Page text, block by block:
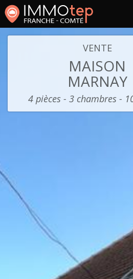
VENTE
MAISON
MARNAY
4 pièces - 3 chambres -